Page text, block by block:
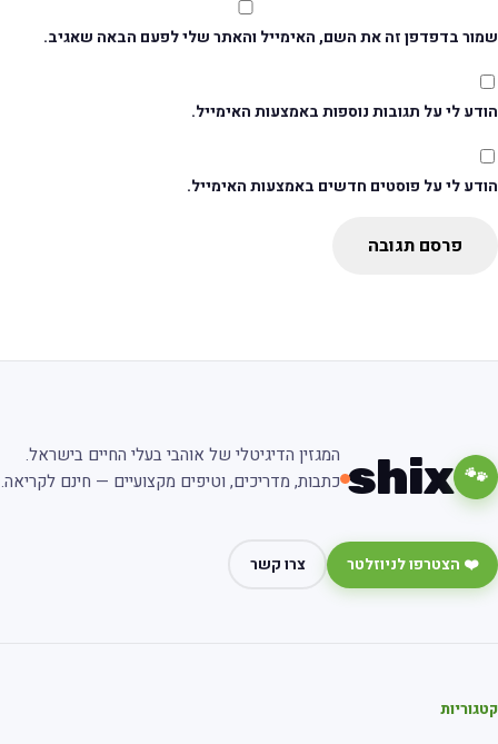
בדפדפן זה את השם, האימייל והאתר שלי לפעם הבאה שאגיב.
לי על תגובות נוספות באמצעות האימייל.
לי על פוסטים חדשים באמצעות האימייל.
פרסם תגובה
🐾
shix
המגזין הדיגיטלי של אוהבי בעלי החיים בישראל.
כתבות, מדריכים, וטיפים מקצועיים — חינם לקריאה.
❤️ הצטרפו לניוזלטר צרו קשר